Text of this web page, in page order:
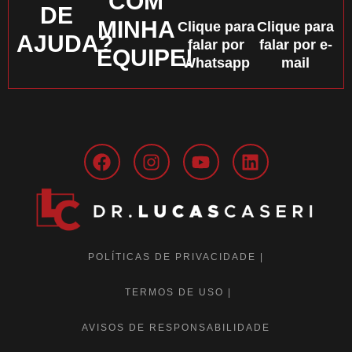
DE
AJUDA?
Clique para
falar por
Whatsapp
MINHA
EQUIPE!
Clique para
falar por e-
mail
POLÍTICAS DE PRIVACIDADE |
TERMOS DE USO |
AVISOS DE RESPONSABILIDADE